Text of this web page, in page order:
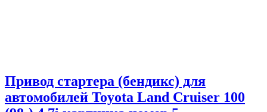
Привод стартера (бендикс) для
автомобилей Toyota Land Cruiser 100